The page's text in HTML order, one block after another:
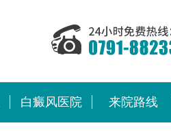
白癜风医院 来院路线